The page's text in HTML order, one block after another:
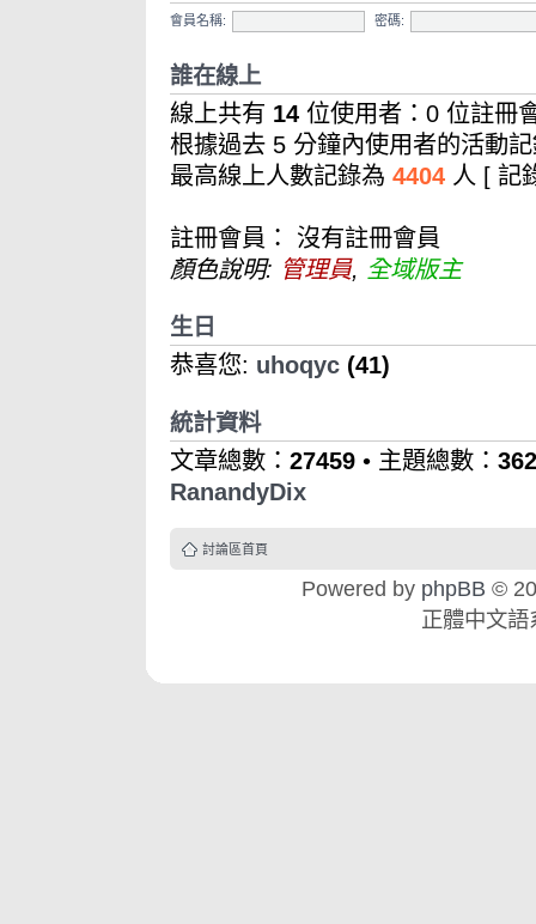
會員名稱:
密碼:
誰在線上
線上共有 14 位使用者：0 位註冊
根據過去 5 分鐘內使用者的活動
最高線上人數記錄為 4404 人 [ 記
註冊會員： 沒有註冊會員
顏色說明: 管理員, 全域版主
生日
恭喜您: uhoqyc (41)
統計資料
文章總數： 27459 • 主題總數： 362
RanandyDix
討論區首頁
Powered by phpBB ©
正體中文